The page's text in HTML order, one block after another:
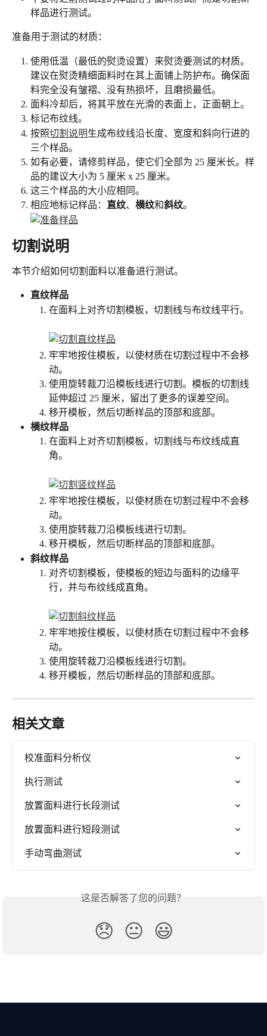
样品进行测试。
准备用于测试的材质：
使用低温（最低的熨烫设置）来熨烫要测试的材质。
建议在熨烫精细面料时在其上面铺上防护布。确保面
料完全没有皱褶、没有热损坏，且磨损最低。
面料冷却后，将其平放在光滑的表面上，正面朝上。
标记布纹线。
按照切割说明生成布纹线沿长度、宽度和斜向行进的
三个样品。
如有必要，请修剪样品，使它们全部为 25 厘米长。样
品的建议大小为 5 厘米 x 25 厘米。
这三个样品的大小应相同。
相应地标记样品： 直纹、 横纹和斜纹。
切割说明
本节介绍如何切割面料以准备进行测试。
直纹样品
在面料上对齐切割模板，切割线与布纹线平行。
牢牢地按住模板，以使材质在切割过程中不会移
动。
使用旋转裁刀沿模板线进行切割。模板的切割线
延伸超过 25 厘米，留出了更多的误差空间。
移开模板，然后切断样品的顶部和底部。
横纹样品
在面料上对齐切割模板，切割线与布纹线成直
角。
牢牢地按住模板，以使材质在切割过程中不会移
动。
使用旋转裁刀沿模板线进行切割。
移开模板，然后切断样品的顶部和底部。
斜纹样品
对齐切割模板，使模板的短边与面料的边缘平
行，并与布纹线成直角。
牢牢地按住模板，以使材质在切割过程中不会移
动。
使用旋转裁刀沿模板线进行切割。
移开模板，然后切断样品的顶部和底部。
相关文章
校准面料分析仪
执行测试
放置面料进行长段测试
放置面料进行短段测试
手动弯曲测试
这是否解答了您的问题？
😞 😐 😃